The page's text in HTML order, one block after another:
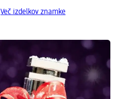
Več izdelkov znamke